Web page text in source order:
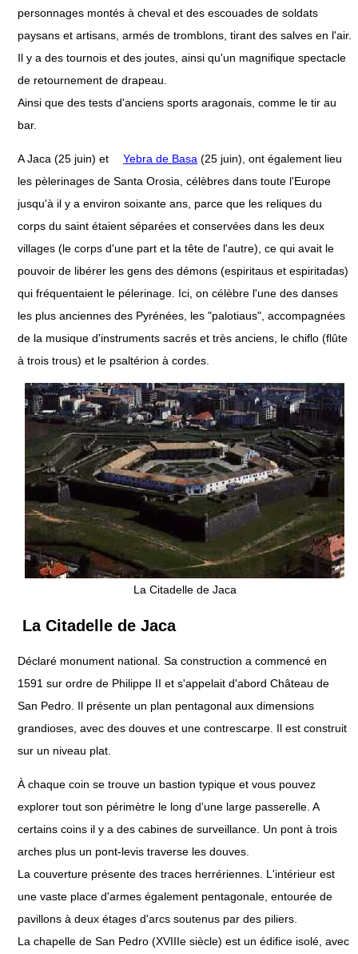
personnages montés à cheval et des escouades de soldats
paysans et artisans, armés de tromblons, tirant des salves en l'air.
Il y a des tournois et des joutes, ainsi qu'un magnifique spectacle
de retournement de drapeau.
Ainsi que des tests d'anciens sports aragonais, comme le tir au
bar.
A Jaca (25 juin) et Yebra de Basa (25 juin), ont également lieu
les pèlerinages de Santa Orosia, célèbres dans toute l'Europe
jusqu'à il y a environ soixante ans, parce que les reliques du
corps du saint étaient séparées et conservées dans les deux
villages (le corps d'une part et la tête de l'autre), ce qui avait le
pouvoir de libérer les gens des démons (espiritaus et espiritadas)
qui fréquentaient le pélerinage. Ici, on célèbre l'une des danses
les plus anciennes des Pyrénées, les "palotiaus", accompagnées
de la musique d'instruments sacrés et très anciens, le chiflo (flûte
à trois trous) et le psaltérion à cordes.
La Citadelle de Jaca
La Citadelle de Jaca
Déclaré monument national. Sa construction a commencé en
1591 sur ordre de Philippe II et s'appelait d'abord Château de
San Pedro. Il présente un plan pentagonal aux dimensions
grandioses, avec des douves et une contrescarpe. Il est construit
sur un niveau plat.
À chaque coin se trouve un bastion typique et vous pouvez
explorer tout son périmètre le long d'une large passerelle. A
certains coins il y a des cabines de surveillance. Un pont à trois
arches plus un pont-levis traverse les douves.
La couverture présente des traces herrériennes. L'intérieur est
une vaste place d'armes également pentagonale, entourée de
pavillons à deux étages d'arcs soutenus par des piliers.
La chapelle de San Pedro (XVIIIe siècle) est un édifice isolé, avec